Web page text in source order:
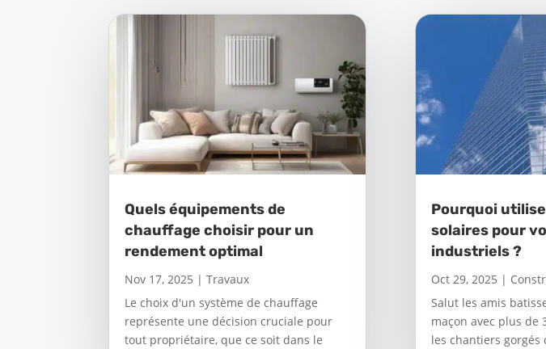
Quels équipements de
chauffage choisir pour un
rendement optimal
Nov 17, 2025 |Travaux
Le choix d'un système de chauffage
représente une décision cruciale pour
tout propriétaire, que ce soit dans le
Pourquoi
solaires pour
industriels ?
Oct 29, 2025 |
Salut les amis
maçon avec plus de
les chantiers gorgés